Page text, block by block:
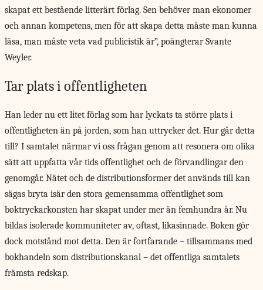
skapat ett bestående litterärt förlag. Sen behöver man ekonomer
och annan kompetens, men för att skapa detta måste man kunna
läsa, man måste veta vad publicistik är”, poängterar Svante
Weyler.
Tar plats i offentligheten
Han leder nu ett litet förlag som har lyckats ta större plats i
offentligheten än på jorden, som han uttrycker det. Hur går detta
till? I samtalet närmar vi oss frågan genom att resonera om olika
sätt att uppfatta vår tids offentlighet och de förvandlingar den
genomgår. Nätet och de distributionsformer det används till kan
sägas bryta isär den stora gemensamma offentlighet som
boktryckarkonsten har skapat under mer än femhundra år. Nu
bildas isolerade kommuniteter av, oftast, likasinnade. Boken gör
dock motstånd mot detta. Den är fortfarande – tillsammans med
bokhandeln som distributionskanal – det offentliga samtalets
främsta redskap.